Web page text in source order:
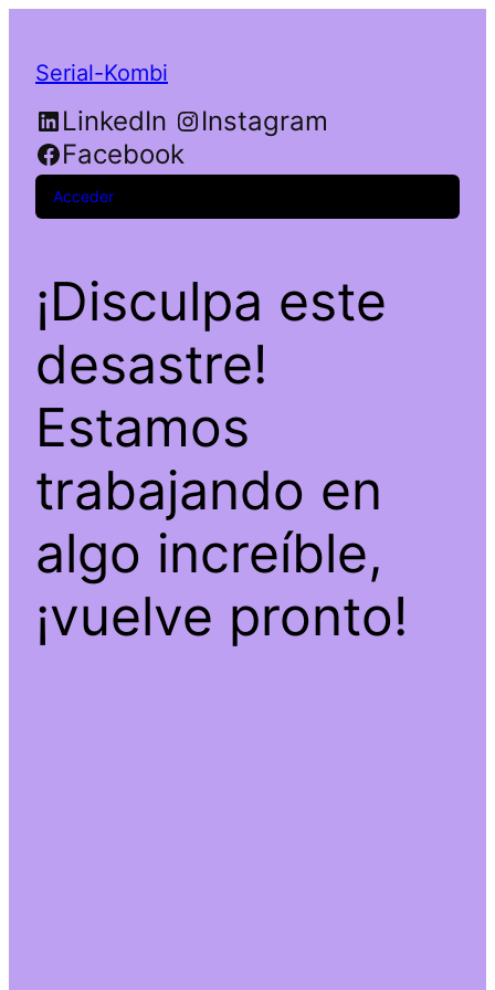
Serial-Kombi
LinkedIn
Instagram
Facebook
Acceder
¡Disculpa este
desastre!
Estamos
trabajando en
algo increíble,
¡vuelve pronto!